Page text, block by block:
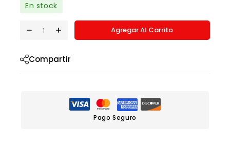
En stock
Agregar Al Carrito
Compartir
Pago Seguro